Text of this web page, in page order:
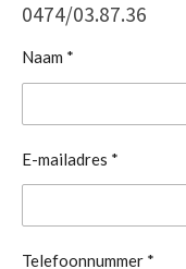
0474/03.87.36
Naam *
E-mailadres *
Telefoonnummer *